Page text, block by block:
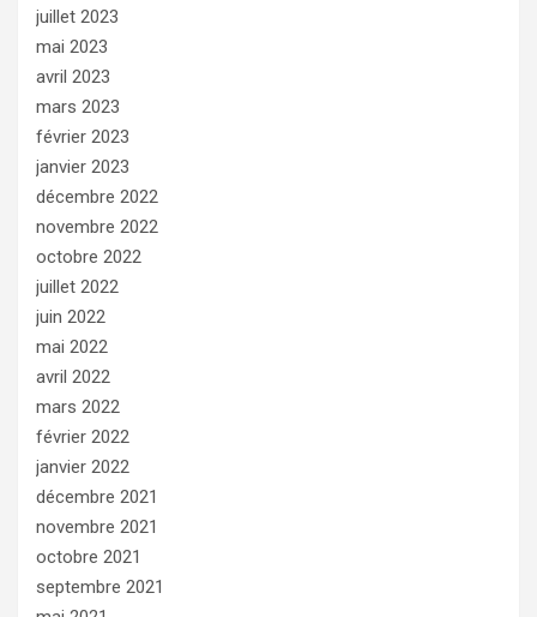
juillet 2023
mai 2023
avril 2023
mars 2023
février 2023
janvier 2023
décembre 2022
novembre 2022
octobre 2022
juillet 2022
juin 2022
mai 2022
avril 2022
mars 2022
février 2022
janvier 2022
décembre 2021
novembre 2021
octobre 2021
septembre 2021